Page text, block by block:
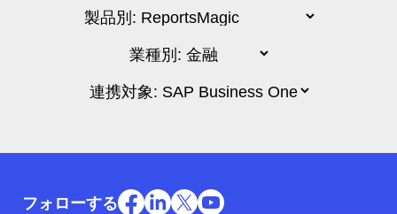
フォローする